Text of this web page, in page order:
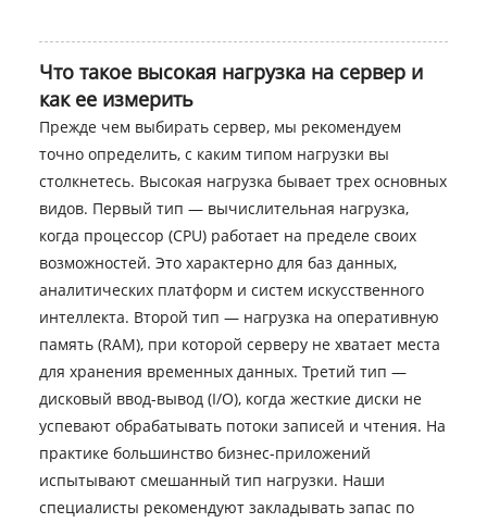
Что такое высокая нагрузка на сервер и
как ее измерить
Прежде чем выбирать сервер, мы рекомендуем
точно определить, с каким типом нагрузки вы
столкнетесь. Высокая нагрузка бывает трех основных
видов. Первый тип — вычислительная нагрузка,
когда процессор (CPU) работает на пределе своих
возможностей. Это характерно для баз данных,
аналитических платформ и систем искусственного
интеллекта. Второй тип — нагрузка на оперативную
память (RAM), при которой серверу не хватает места
для хранения временных данных. Третий тип —
дисковый ввод-вывод (I/O), когда жесткие диски не
успевают обрабатывать потоки записей и чтения. На
практике большинство бизнес-приложений
испытывают смешанный тип нагрузки. Наши
специалисты рекомендуют закладывать запас по